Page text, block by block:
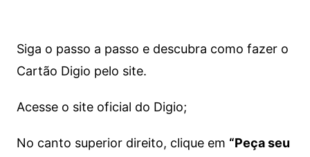
Siga o passo a passo e descubra como fazer o
Cartão Digio pelo site.
Acesse o site oficial do Digio;
No canto superior direito, clique em “Peça seu